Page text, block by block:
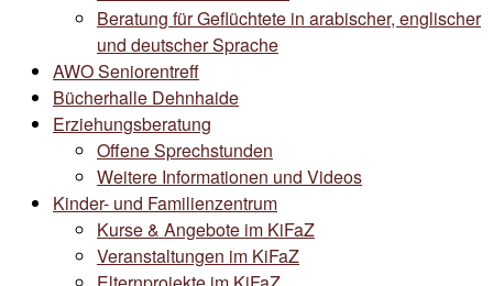
Beratung für Geflüchtete in arabischer, englischer
und deutscher Sprache
AWO Seniorentreff
Bücherhalle Dehnhaide
Erziehungsberatung
Offene Sprechstunden
Weitere Informationen und Videos
Kinder- und Familienzentrum
Kurse & Angebote im KiFaZ
Veranstaltungen im KiFaZ